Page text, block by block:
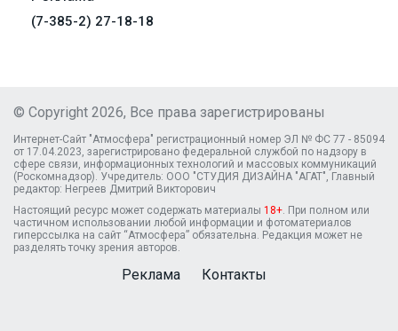
(7-385-2) 27-18-18
© Copyright 2026, Все права зарегистрированы
Интернет-Сайт "Атмосфера" регистрационный номер ЭЛ № ФС 77 - 85094
от 17.04.2023, зарегистрировано федеральной службой по надзору в
сфере связи, информационных технологий и массовых коммуникаций
(Роскомнадзор). Учредитель: ООО "СТУДИЯ ДИЗАЙНА "АГАТ", Главный
редактор: Негреев Дмитрий Викторович
Настоящий ресурс может содержать материалы 18+ . При полном или
частичном использовании любой информации и фотоматериалов
гиперссылка на сайт “Атмосфера” обязательна. Редакция может не
разделять точку зрения авторов.
Реклама Контакты